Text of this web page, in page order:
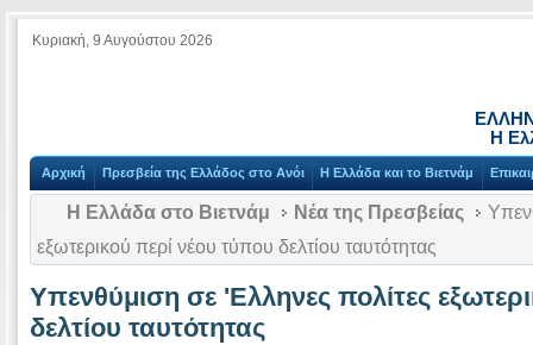
Κυριακή, 9 Αυγούστου 2026
Η
Αρχική Πρεσβεία της Ελλάδος στο Ανόι Η Ελλάδα και το Βιετνάμ
Η Ελλάδα στο Βιετνάμ Νέα της Πρεσβείας
εξωτερικού περί νέου τύπου δελτίου ταυτότητας
Υπενθύμιση σε 'Ελληνες πολίτες
δελτίου ταυτότητας